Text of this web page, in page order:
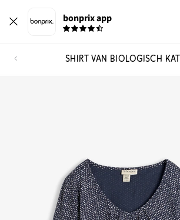
bonprix app
SHIRT VAN BIOLOGISCH